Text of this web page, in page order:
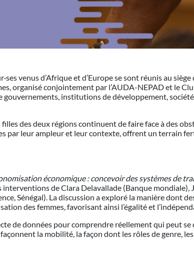
venus d’Afrique et d’Europe se sont réunis au
organisé conjointement par l’AUDA-NEPAD et le
institutions de développement,
des deux régions continuent de faire face à des
leur ampleur et leur contexte, offrent un terrain
économique : concevoir des systèmes de
de Clara Delavallade (Banque
Sénégal). La discussion a exploré la manière dont
des femmes, favorisant ainsi l’égalité et
de données pour comprendre réellement qui peut
la mobilité, la façon dont les rôles de genre,